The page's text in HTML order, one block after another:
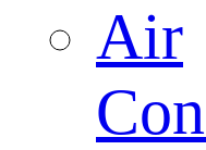
Air